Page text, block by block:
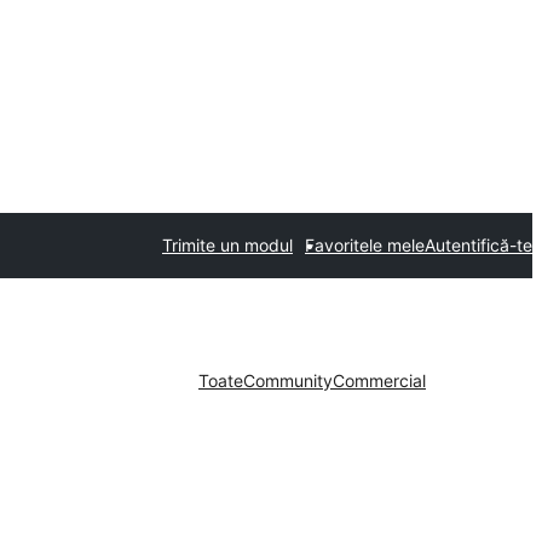
Trimite un modul Favoritele meleAutentifică-te
ToateCommunityCommercial